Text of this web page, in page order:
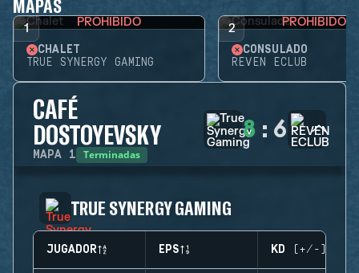
MAPAS
1 PROHIBIDO
CHALET
TRUE SYNERGY GAMING
2 PROHIBIDO
CONSULADO
REVEN ECLUB
CAFÉ
DOSTOYEVSKY
MAPA 1 Terminadas
8 : 6
TRUE SYNERGY GAMING
JUGADOR EPS KD (+/-)